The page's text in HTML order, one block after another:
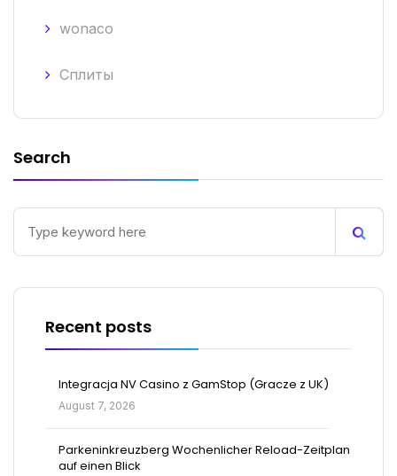
wonaco
Сплиты
Search
Recent posts
Integracja NV Casino z GamStop (Gracze z UK)
August 7, 2026
Parkeninkreuzberg Wochenlicher Reload-Zeitplan
auf einen Blick